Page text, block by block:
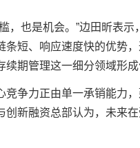
也是机会。”边田昕表示
短、响应速度快的优势
期管理这一细分领域形成
争力正由单一承销能力，
新融资总部认为，未来